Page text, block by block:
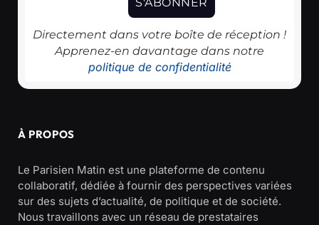
Directement dans votre boîte de réception !
Apprenez-en davantage dans notre
politique de confidentialité
À PROPOS
Le Parisien Matin est une plateforme de contenu
collaboratif, dédiée à fournir des perspectives variées
sur des sujets d’actualité, de politique et de société.
Nous travaillons avec un réseau de prestataires